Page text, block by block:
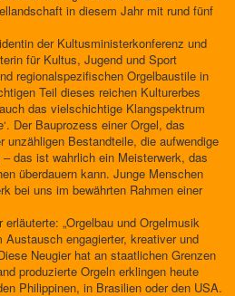
in diesem Jahr mit rund fünf
der Kultusministerkonferenz und
für Kultus, Jugend und Sport
regionalspezifischen Orgelbaustile in
Teil dieses reichen Kulturerbes
das vielschichtige Klangspektrum
Der Bauprozess einer Orgel, das
unzähligen Bestandteile, die aufwendige
das ist wahrlich ein Meisterwerk, das
überdauern kann. Junge Menschen
bei uns im bewährten Rahmen einer
„Orgelbau und Orgelmusik
engagierter, kreativer und
Neugier hat an staatlichen Grenzen
produzierte Orgeln erklingen heute
Philippinen, in Brasilien oder den USA.